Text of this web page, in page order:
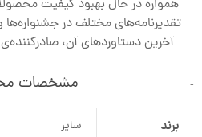
همواره در حال بهبود کیفیت
تقدیرنامه‌های مختلف در
آخرین دستاورد‌های آن،
مشخصات
برند سایر